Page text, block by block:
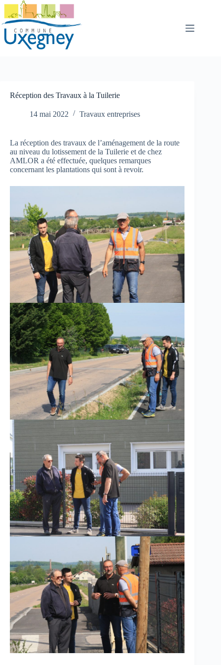
Passer
contenu
Réception des Travaux à la Tuilerie
14 mai 2022 Travaux entreprises
La réception des travaux de l’aménagement de la route
au niveau du lotissement de la Tuilerie et de chez
AMLOR a été effectuée, quelques remarques
concernant les plantations qui sont à revoir.